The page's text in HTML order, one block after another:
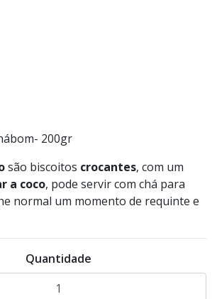
200gr
são biscoitos crocantes, com um
a coco, pode servir com chá para
normal um momento de requinte e
Quantidade